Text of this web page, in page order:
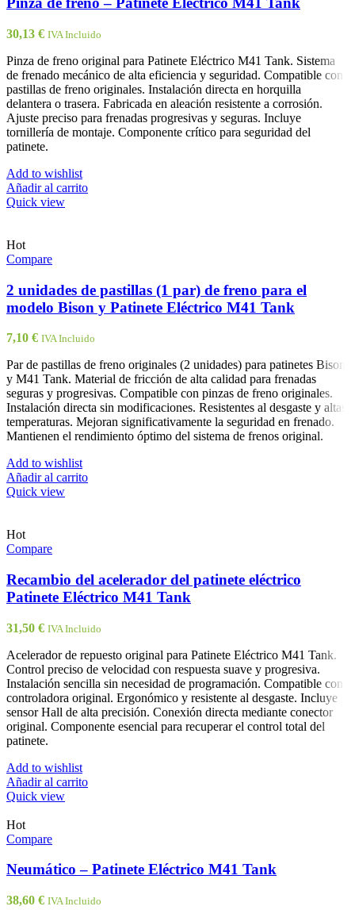
30,13 € IVA Incluido
Pinza de freno original para Patinete Eléctrico M41 Tank. Sistema
de frenado mecánico de alta eficiencia y seguridad. Compatible con
pastillas de freno originales. Instalación directa en horquilla
delantera o trasera. Fabricada en aleación resistente a corrosión.
Ajuste preciso para frenadas progresivas y seguras. Incluye
tornillería de montaje. Componente crítico para seguridad del
patinete.
Add to wishlist
Añadir al carrito
Quick view
Hot
Compare
2 unidades de pastillas (1 par) de freno para el
modelo Bison y Patinete Eléctrico M41 Tank
7,10 € IVA Incluido
Par de pastillas de freno originales (2 unidades) para patinetes Bison
y M41 Tank. Material de fricción de alta calidad para frenadas
seguras y progresivas. Compatible con pinzas de freno originales.
Instalación directa sin modificaciones. Resistentes al desgaste y altas
temperaturas. Mejoran significativamente la seguridad en frenado.
Mantienen el rendimiento óptimo del sistema de frenos original.
Add to wishlist
Añadir al carrito
Quick view
Hot
Compare
Recambio del acelerador del patinete eléctrico
Patinete Eléctrico M41 Tank
31,50 € IVA Incluido
Acelerador de repuesto original para Patinete Eléctrico M41 Tank.
Control preciso de velocidad con respuesta suave y progresiva.
Instalación sencilla sin necesidad de programación. Compatible con
controladora original. Ergonómico y resistente al desgaste. Incluye
sensor Hall de alta precisión. Conexión directa mediante conector
original. Componente esencial para recuperar el control total del
patinete.
Add to wishlist
Añadir al carrito
Quick view
Hot
Compare
Neumático – Patinete Eléctrico M41 Tank
38,60 € IVA Incluido